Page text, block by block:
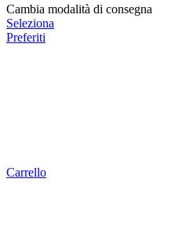
Cambia modalità di consegna
Seleziona
Preferiti
Carrello